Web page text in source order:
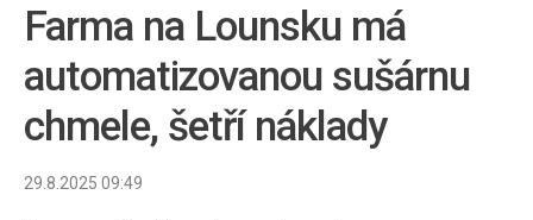
Farma na Lounsku má
automatizovanou sušárnu
chmele, šetří náklady
29.8.2025 09:49